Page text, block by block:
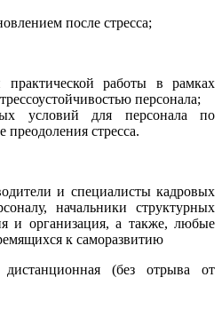
после стресса;
практической работы в рамках
персонала;
условий для персонала по
преодоления стресса.
и специалисты кадровых
начальники структурных
и организация, а также, любые
к саморазвитию
(без отрыва от